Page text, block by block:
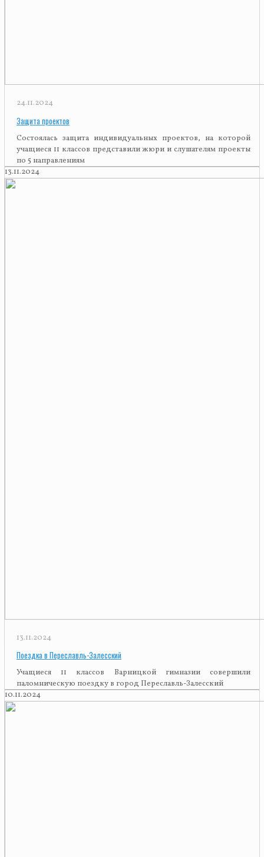
24.11.2024
Защита проектов
Состоялась защита индивидуальных проектов, на которой
учащиеся 11 классов представили жюри и слушателям проекты
по 5 направлениям
13.11.2024
13.11.2024
Поездка в Переславль-Залесский
Учащиеся 11 классов Варницкой гимназии совершили
паломническую поездку в город Переславль-Залесский
10.11.2024